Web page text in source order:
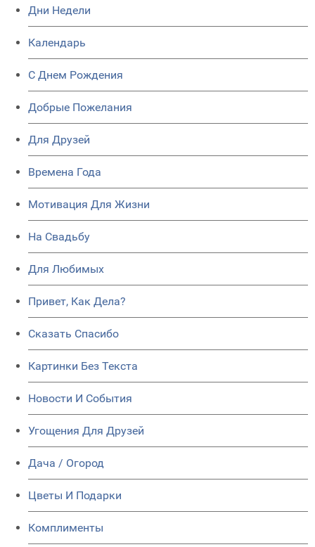
Дни Недели
Календарь
C Днем Рождения
Добрые Пожелания
Для Друзей
Времена Года
Мотивация Для Жизни
На Свадьбу
Для Любимых
Привет, Как Дела?
Сказать Спасибо
Картинки Без Текста
Новости И События
Угощения Для Друзей
Дача / Огород
Цветы И Подарки
Комплименты